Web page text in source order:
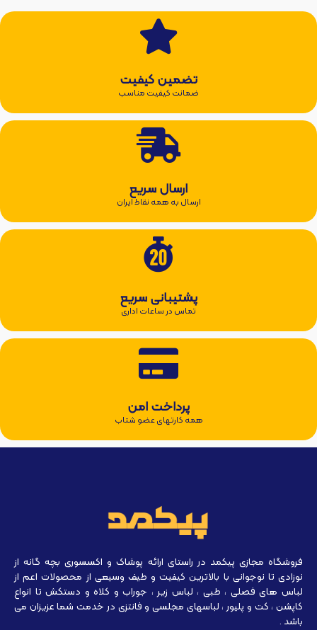
تضمین کیفیت
ضمانت کیفیت مناسب
ارسال سریع
ارسال به همه نقاط ایران
پشتیبانی سریع
تماس در ساعات اداری
پرداخت امن
همه کارتهای عضو شتاب
فروشگاه مجازی پیکمد در راستای ارائه پوشاک و اکسسوری بچه گانه از
نوزادی تا نوجوانی با بالاترین کیفیت و طیف وسیعی از محصولات اعم از
لباس های فصلی ، طبی ، لباس زیر ، جوراب و کلاه و دستکش تا انواع
کاپشن ، کت و پلیور ، لباسهای مجلسی و فانتزی در خدمت شما عزیزان می
باشد .